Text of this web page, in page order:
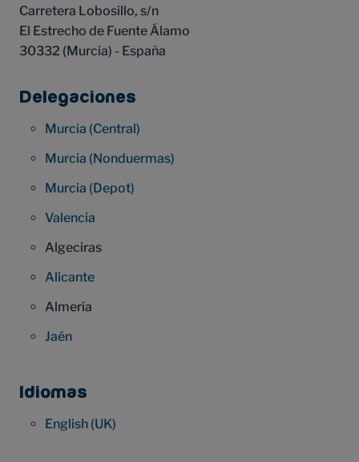
Carretera Lobosillo, s/n
El Estrecho de Fuente Álamo
30332 (Murcia) - España
Delegaciones
Murcia (Central)
Murcia (Nonduermas)
Murcia (Depot)
Valencia
Algeciras
Alicante
Almería
Jaén
Idiomas
English (UK)